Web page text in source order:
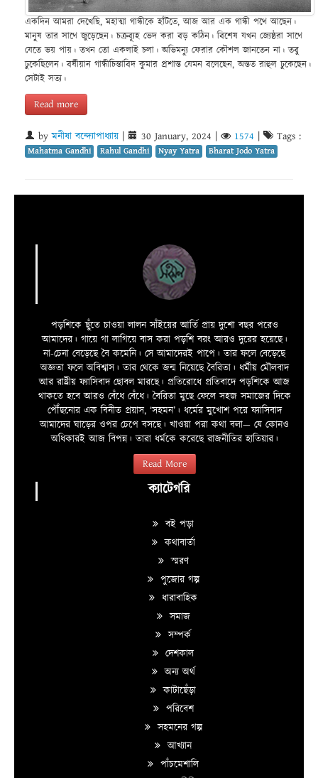
একদিন আমরা দেখেছি, মহাত্মা গান্ধীকে হাঁটতে, আজ আর এক গান্ধী পথে আছেন।
মানুষ তার সাথে জুড়েছেন। চক্রব্যূহ ভেদ করা বড় কঠিন। বিশেষ যখন জ্যেষ্ঠরা সাথে
যেতে ভয় পায়। তখন তো একলাই চলা। অভিমন্যু ফেরার কৌশল জানতেন না। তবু
ঢুকেছিলেন। বর্ষীয়ান গান্ধীচিন্তাবিদ কুমার প্রশান্ত যেমন বলেছেন, অন্তত রাহুল ঢুকেছেন।‌
সেটাই‌ সত্য।
Read more
byমনীষা বন্দ্যোপাধ্যায় | 30 January, 2024 | 1574 | Tags :
Mahatma Gandhi Rahul Gandhi Nyay Yatra Bharat Jodo Yatra
পড়শিকে ছুঁতে চাওয়া লালন সাঁইয়ের আর্তি প্রায় দুশো বছর পরেও
আমাদের। গায়ে গা লাগিয়ে বাস করা পড়শি বরং আরও দুরের হয়েছে।
না-চেনা বেড়েছে বৈ কমেনি। সে আমাদেরই পাপে। তার ফলে বেড়েছে
অজ্ঞতা ফলে অবিশ্বাস। তার থেকে জন্ম নিয়েছে বৈরিতা। ধর্মীয় মৌলবাদ
আর রাষ্ট্রীয় ফ্যাসিবাদ ছোবল মারছে। প্রতিরোধে প্রতিবাদে পড়শিকে আজ
থাকতে হবে আরও বেঁধে বেঁধে। বৈরিতা মুছে ফেলে সহজ সমাজের দিকে
পৌঁছনোর এক বিনীত প্রয়াস, ‘সহমন’। ধর্মের মুখোশ পরে ফ্যাসিবাদ
আমাদের ঘাড়ের ওপর চেপে বসছে। খাওয়া পরা কথা বলা—­­ যে কোনও
অধিকারই আজ বিপন্ন। তারা ধর্মকে করেছে রাজনীতির হাতিয়ার।
Read More
ক্যাটেগরি
বই পড়া
কথাবার্তা
স্মরণ
পুজোর গল্প
ধারাবাহিক
সমাজ
সম্পর্ক
দেশকাল
অন্য অর্থ
কাটাছেঁড়া
পরিবেশ
সহমনের গল্প
আখ্যান
পাঁচমেশালি